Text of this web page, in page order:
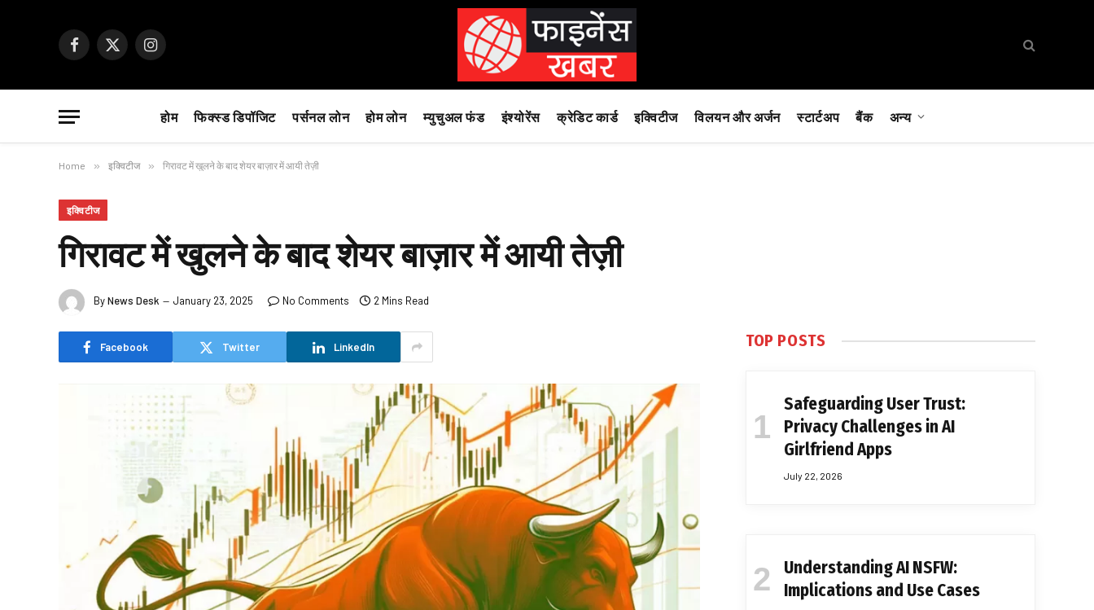
Facebook
X
Instagram
होम फिक्स्ड डिपॉजिट पर्सनल लोन होम लोन म्युचुअल फंड इंश्योरेंस क्रेडिट कार्ड इक्विटीज विलयन और अर्जन स्टार्टअप बैंक अन्य
Home » इक्विटीज » गिरावट में खुलने के बाद शेयर बाज़ार में आयी तेज़ी
इक्विटीज
गिरावट में खुलने के बाद शेयर बाज़ार में आयी तेज़ी
ByNews Desk January 23, 2025 No Comments 2 Mins Read
Facebook Twitter LinkedIn TOP POSTS
Safeguarding User Trust:
Privacy Challenges in AI
Girlfriend Apps
July 22, 2026
Understanding AI NSFW:
Implications and Use Cases